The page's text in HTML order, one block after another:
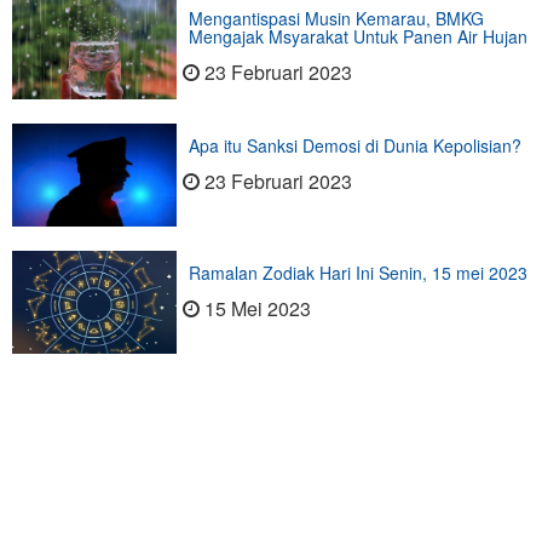
Mengantispasi Musin Kemarau, BMKG
Mengajak Msyarakat Untuk Panen Air Hujan
23 Februari 2023
Apa itu Sanksi Demosi di Dunia Kepolisian?
23 Februari 2023
Ramalan Zodiak Hari Ini Senin, 15 mei 2023
15 Mei 2023